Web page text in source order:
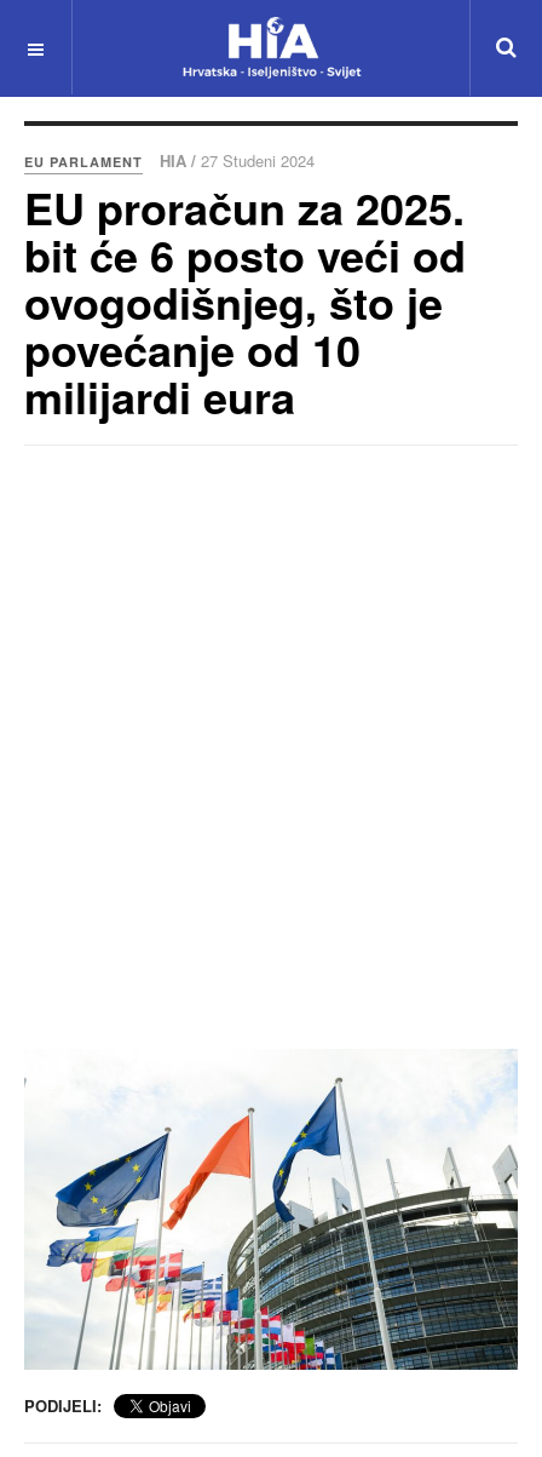
EU PARLAMENT HIA / 27 Studeni 2024
EU proračun za 2025.
bit će 6 posto veći od
ovogodišnjeg, što je
povećanje od 10
milijardi eura
PODIJELI: